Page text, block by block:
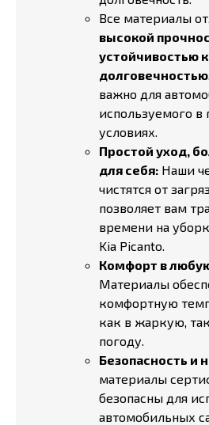
Все материалы
высокой
устойчивостью
долговечностью
важно для
используемого в
условиях.
Простой уход,
для себя: Наши
чистятся от
позволяет вам
времени на
Kia Picanto.
Комфорт в
Материалы
комфортную
как в жаркую,
погоду.
Безопасность и
материалы
безопасны для
автомобильных